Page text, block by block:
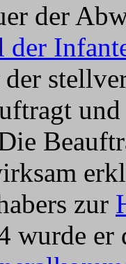
der
der
zur
wurde er